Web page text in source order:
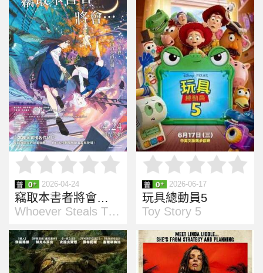
2026-06-17
玩具總動員5
Toy Story 5
2026-04-24
竊取本書者將會…
Whoever Steals This BooK